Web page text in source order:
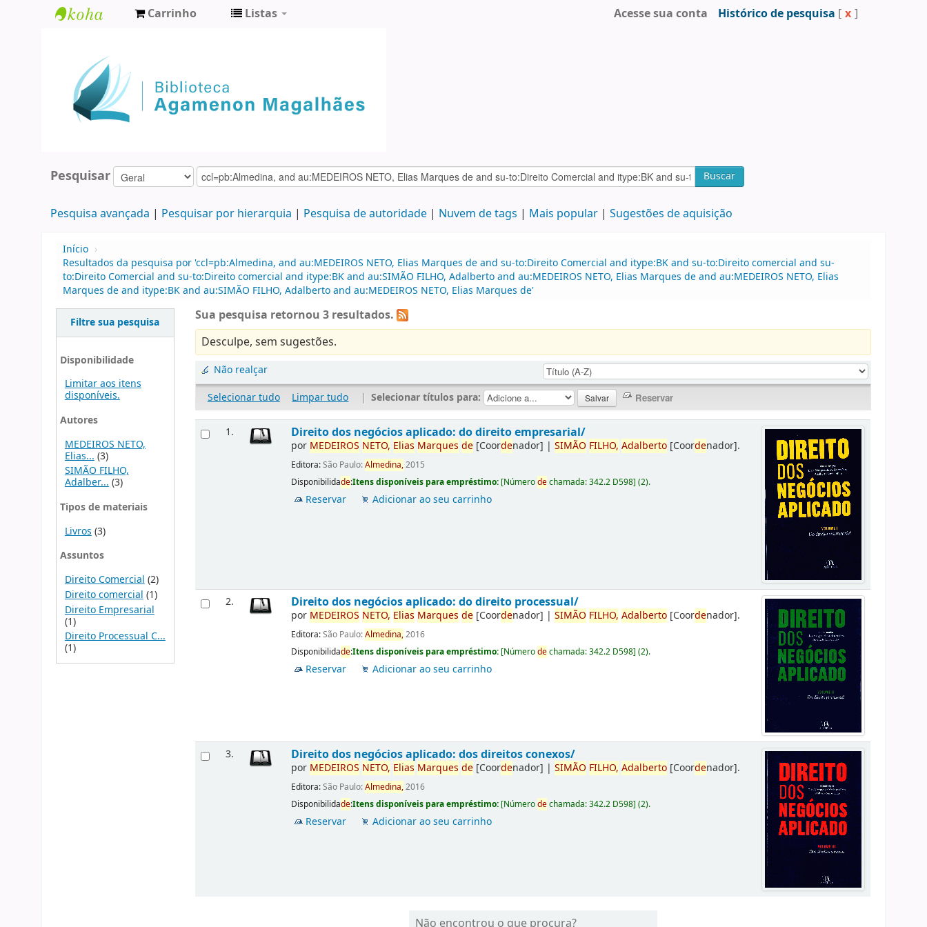
Agamenon
Magalhães
Carrinho Listas Acesse sua conta Histórico de pesquisa [ x ]
Pesquisar Buscar
Pesquisa avançada Pesquisar por hierarquia Pesquisa de autoridade Nuvem de tags Mais popular Sugestões de aquisição
Início ›
Resultados da pesquisa por 'ccl=pb:Almedina, and au:MEDEIROS NETO, Elias Marques de and su-to:Direito Comercial and itype:BK and su-to:Direito comercial and su-
to:Direito Comercial and su-to:Direito comercial and itype:BK and au:SIMÃO FILHO, Adalberto and au:MEDEIROS NETO, Elias Marques de and au:MEDEIROS NETO, Elias
Marques de and itype:BK and au:SIMÃO FILHO, Adalberto and au:MEDEIROS NETO, Elias Marques de'
Filtre sua pesquisa
Disponibilidade
Limitar aos itens
disponíveis.
Autores
MEDEIROS NETO,
Elias... (3)
SIMÃO FILHO,
Adalber...(3)
Tipos de materiais
Livros (3)
Assuntos
Direito Comercial (2)
Direito comercial (1)
Direito Empresarial
(1)
Direito Processual C...
(1)
Sua pesquisa retornou 3 resultados.
Desculpe, sem sugestões.
Não realçar
Selecionar tudo
Limpar tudo | Selecionar títulos para:
1. Direito dos negócios aplicado: do direito empresarial/
por MEDEIROS NETO, Elias Marques de [Coordenador] |SIMÃO FILHO, Adalberto [Coordenador].
Editora:São Paulo:Almedina,2015
Disponibilidade:Itens disponíveis para empréstimo: [Númerodechamada:342.2 D598](2).
Reservar Adicionar ao seu carrinho
2. Direito dos negócios aplicado: do direito processual/
por MEDEIROS NETO, Elias Marques de [Coordenador] |SIMÃO FILHO, Adalberto [Coordenador].
Editora:São Paulo:Almedina,2016
Disponibilidade:Itens disponíveis para empréstimo: [Númerodechamada:342.2 D598](2).
Reservar Adicionar ao seu carrinho
3. Direito dos negócios aplicado: dos direitos conexos/
por MEDEIROS NETO, Elias Marques de [Coordenador] |SIMÃO FILHO, Adalberto [Coordenador].
Editora:São Paulo:Almedina,2016
Disponibilidade:Itens disponíveis para empréstimo: [Númerodechamada:342.2 D598](2).
Reservar Adicionar ao seu carrinho